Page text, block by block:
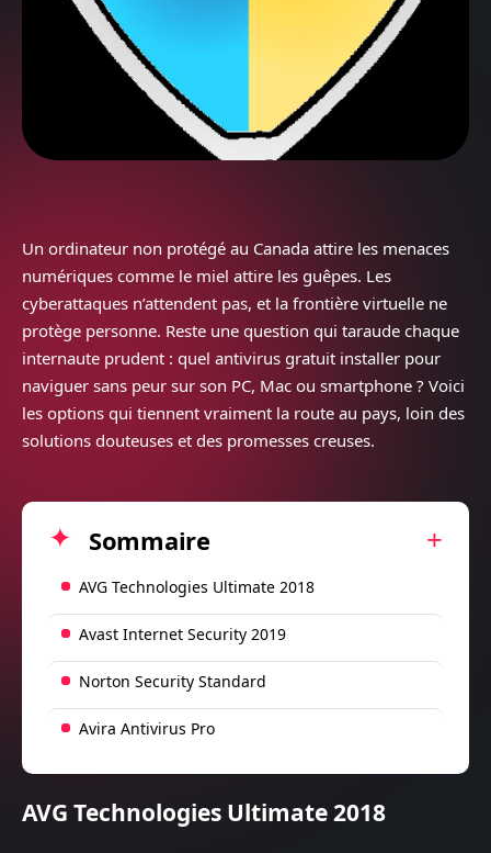
Un ordinateur non protégé au Canada attire les menaces
numériques comme le miel attire les guêpes. Les
cyberattaques n’attendent pas, et la frontière virtuelle ne
protège personne. Reste une question qui taraude chaque
internaute prudent : quel antivirus gratuit installer pour
naviguer sans peur sur son PC, Mac ou smartphone ? Voici
les options qui tiennent vraiment la route au pays, loin des
solutions douteuses et des promesses creuses.
Sommaire
AVG Technologies Ultimate 2018
Avast Internet Security 2019
Norton Security Standard
Avira Antivirus Pro
AVG Technologies Ultimate 2018